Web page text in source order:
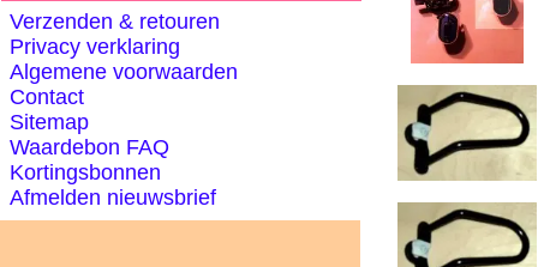
Verzenden & retouren
Privacy verklaring
Algemene voorwaarden
Contact
Sitemap
Waardebon FAQ
Kortingsbonnen
Afmelden nieuwsbrief